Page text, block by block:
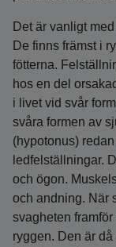
Det är vanligt
De finns främst i
fötterna.
hos en del
i livet vid svår
svåra formen av
(hypotonus)
ledfelställningar.
och ögon.
och andning. När
svagheten
ryggen. Den är